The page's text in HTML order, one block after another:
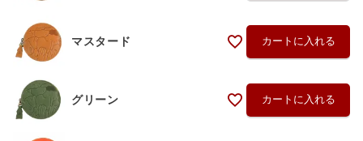
マスタード カートに入れる
グリーン カートに入れる